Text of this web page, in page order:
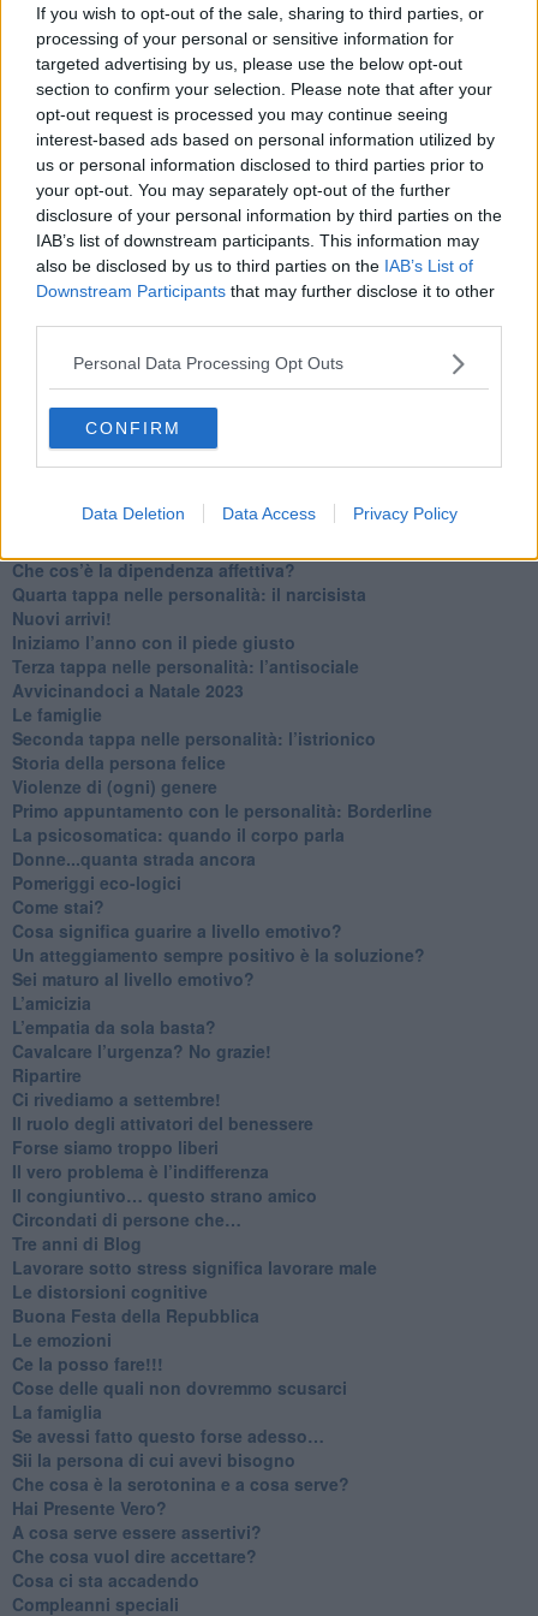
If you wish to opt-out of the sale, sharing to third parties, or
processing of your personal or sensitive information for
targeted advertising by us, please use the below opt-out
section to confirm your selection. Please note that after your
opt-out request is processed you may continue seeing
interest-based ads based on personal information utilized by
us or personal information disclosed to third parties prior to
your opt-out. You may separately opt-out of the further
disclosure of your personal information by third parties on the
IAB’s list of downstream participants. This information may
also be disclosed by us to third parties on the IAB’s List of
Downstream Participants that may further disclose it to other
Personal Data Processing Opt Outs
CONFIRM
Data Deletion Data Access Privacy Policy
​Storie antiche di tempi moderni
​Quello che alle mamme non dicono
Adultescenza
Homo imbecillis
​4 anni di Blog
Quando il silenzio è aggressivo
​Il passato, questo conosciuto!
​Clima ballerino e sbalzi d’umore
La maternità
​L’uomo o l’orso?
Non hanno un amico a teatro​
​Tutta una questione di rispetto
​Cose che ci esauriscono
​Vespa che passione!
​Lasciate ai vostri figli il diritto di piangere
​Parole d’amore regalate al vento
​Saper pazientare
​Giornata del Fiocchetto Lilla
​Venerdì emozionalmente sostenibile
Contornati di persone che…
Che cos’è la dipendenza affettiva?
Quarta tappa nelle personalità: il narcisista
​Nuovi arrivi!
​Iniziamo l’anno con il piede giusto
​Terza tappa nelle personalità: l’antisociale
​Avvicinandoci a Natale 2023
Le famiglie
Seconda tappa nelle personalità: l’istrionico
​Storia della persona felice
Violenze di (ogni) genere
​Primo appuntamento con le personalità: Borderline
La psicosomatica: quando il corpo parla
Donne...quanta strada ancora
​Pomeriggi eco-logici
​Come stai?
Cosa significa guarire a livello emotivo?
​Un atteggiamento sempre positivo è la soluzione?
​Sei maturo al livello emotivo?
​L’amicizia
​L’empatia da sola basta?
​Cavalcare l’urgenza? No grazie!
Ripartire
​Ci rivediamo a settembre!
​Il ruolo degli attivatori del benessere
​Forse siamo troppo liberi
​Il vero problema è l’indifferenza
​Il congiuntivo… questo strano amico
​Circondati di persone che…
​Tre anni di Blog
​Lavorare sotto stress significa lavorare male
​Le distorsioni cognitive
​Buona Festa della Repubblica
Le emozioni
​Ce la posso fare!!!
​Cose delle quali non dovremmo scusarci
​La famiglia
​Se avessi fatto questo forse adesso…
​Sii la persona di cui avevi bisogno
Che cosa è la serotonina e a cosa serve?
​Hai Presente Vero?
A cosa serve essere assertivi?
​Che cosa vuol dire accettare?
​Cosa ci sta accadendo
​Compleanni speciali